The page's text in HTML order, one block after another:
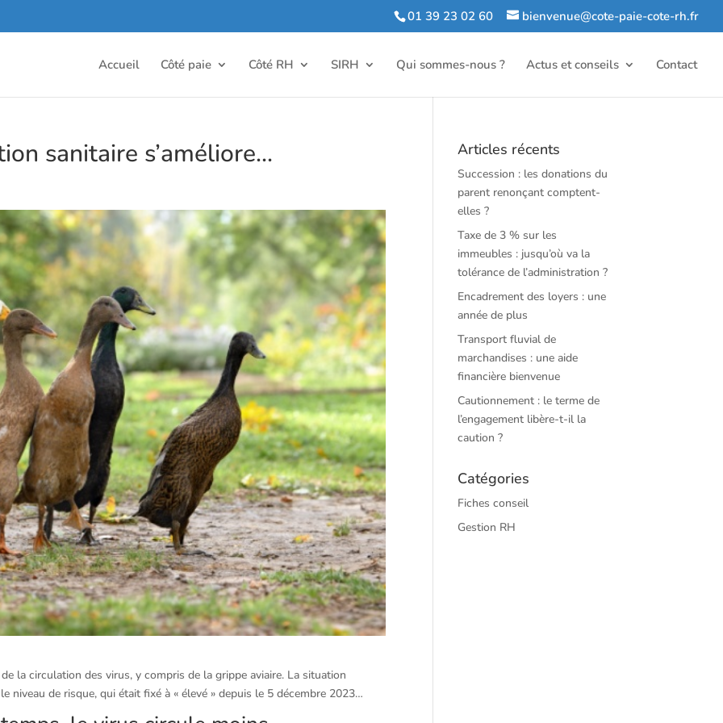
01 39 23 02 60 bienvenue@cote-paie-cote-rh.fr
Accueil Côté paie Côté RH SIRH Qui sommes-nous ? Actus et conseils Contact
sanitaire s’améliore…
de la circulation des virus, y compris de la grippe aviaire. La situation
niveau de risque, qui était fixé à « élevé » depuis le 5 décembre 2023…
Articles récents
Succession : les donations du
parent renonçant comptent-
elles ?
Taxe de 3 % sur les
immeubles : jusqu’où va la
tolérance de l’administration ?
Encadrement des loyers : une
année de plus
Transport fluvial de
marchandises : une aide
financière bienvenue
Cautionnement : le terme de
l’engagement libère-t-il la
caution ?
Catégories
Fiches conseil
Gestion RH